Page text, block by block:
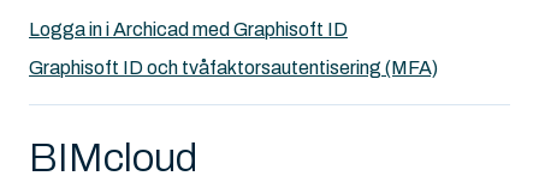
Logga in i Archicad med Graphisoft ID
Graphisoft ID och tvåfaktorsautentisering (MFA)
BIMcloud